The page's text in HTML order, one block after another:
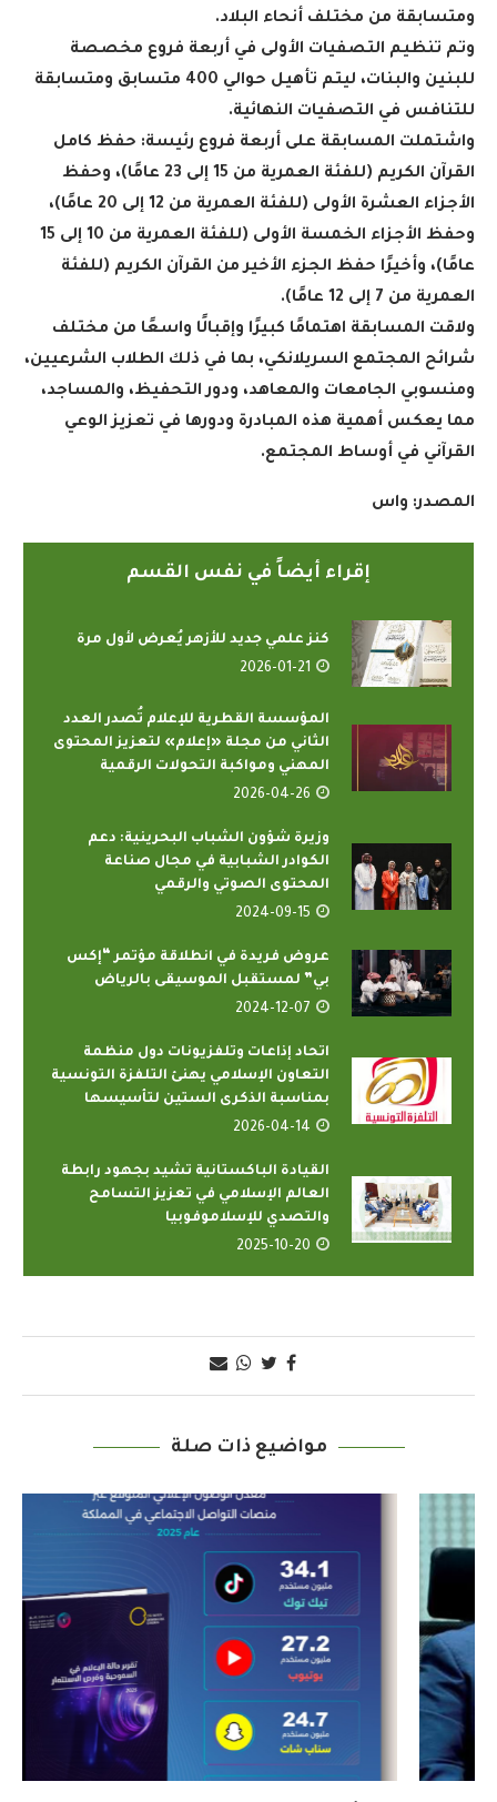
ومتسابقة من مختلف أنحاء البلاد.
وتم تنظيم التصفيات الأولى في أربعة فروع مخصصة
للبنين والبنات، ليتم تأهيل حوالي 400 متسابق ومتسابقة
للتنافس في التصفيات النهائية.
واشتملت المسابقة على أربعة فروع رئيسة: حفظ كامل
القرآن الكريم (للفئة العمرية من 15 إلى 23 عامًا)، وحفظ
الأجزاء العشرة الأولى (للفئة العمرية من 12 إلى 20 عامًا)،
وحفظ الأجزاء الخمسة الأولى (للفئة العمرية من 10 إلى 15
عامًا)، وأخيرًا حفظ الجزء الأخير من القرآن الكريم (للفئة
العمرية من 7 إلى 12 عامًا)
.
ولاقت المسابقة اهتمامًا كبيرًا وإقبالًا واسعًا من مختلف
شرائح المجتمع السريلانكي، بما في ذلك الطلاب الشرعيين،
ومنسوبي الجامعات والمعاهد، ودور التحفيظ، والمساجد،
مما يعكس أهمية هذه المبادرة ودورها في تعزيز الوعي
القرآني في أوساط المجتمع.
المصدر: واس
إقراء أيضاً في نفس القسم
كنز علمي جديد للأزهر يُعرض لأول مرة
2026-01-21
المؤسسة القطرية للإعلام تُصدر العدد
الثاني من مجلة «إعلام» لتعزيز المحتوى
المهني ومواكبة التحولات الرقمية
2026-04-26
وزيرة شؤون الشباب البحرينية: دعم
الكوادر الشبابية في مجال صناعة
المحتوى الصوتي والرقمي
2024-09-15
عروض فريدة في انطلاقة مؤتمر “إكس
بي” لمستقبل الموسيقى بالرياض
2024-12-07
اتحاد إذاعات وتلفزيونات دول منظمة
التعاون الإسلامي يهنئ التلفزة التونسية
بمناسبة الذكرى الستين لتأسيسها
2026-04-14
القيادة الباكستانية تشيد بجهود رابطة
العالم الإسلامي في تعزيز التسامح
والتصدي للإسلاموفوبيا
2025-10-20
مواضيع ذات صلة